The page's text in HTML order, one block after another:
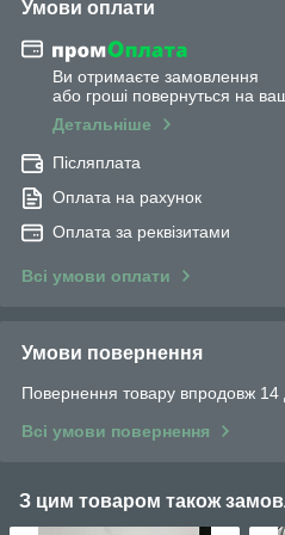
Умови оплати
Ви отримаєте замовлення
або гроші повернуться на
Детальніше
Післяплата
Оплата на рахунок
Оплата за реквізитами
Всі умови оплати
Умови повернення
Повернення товару впродовж 14
Всі умови повернення
З цим товаром також